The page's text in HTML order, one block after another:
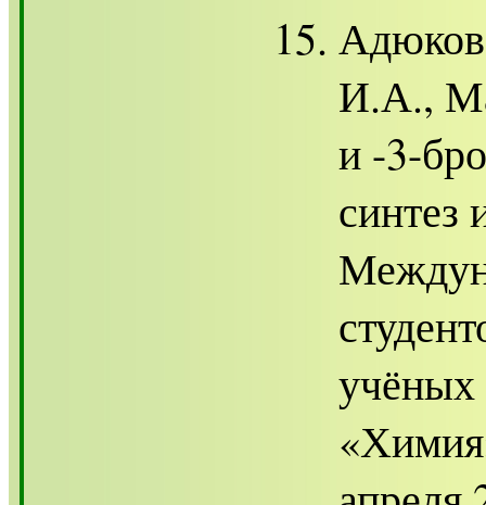
И.А.,
и -3-
синтез
учёных